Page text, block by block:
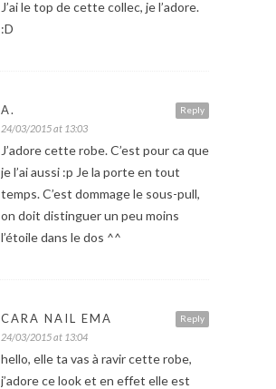
J’ai le top de cette collec, je l’adore.
:D
Reply
A.
24/03/2015 at 13:03
J’adore cette robe. C’est pour ca que
je l’ai aussi :p Je la porte en tout
temps. C’est dommage le sous-pull,
on doit distinguer un peu moins
l’étoile dans le dos ^^
Reply
CARA NAIL EMA
24/03/2015 at 13:04
hello, elle ta vas à ravir cette robe,
j’adore ce look et en effet elle est